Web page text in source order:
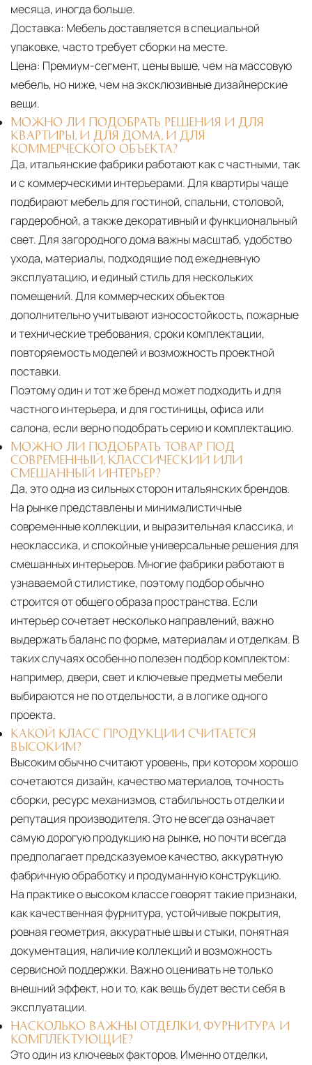
месяца, иногда больше.
Доставка: Мебель доставляется в специальной
упаковке, часто требует сборки на месте.
Цена: Премиум-сегмент, цены выше, чем на массовую
мебель, но ниже, чем на эксклюзивные дизайнерские
вещи.
МОЖНО ЛИ ПОДОБРАТЬ РЕШЕНИЯ И ДЛЯ
КВАРТИРЫ, И ДЛЯ ДОМА, И ДЛЯ
КОММЕРЧЕСКОГО ОБЪЕКТА?
Да, итальянские фабрики работают как с частными, так
и с коммерческими интерьерами. Для квартиры чаще
подбирают мебель для гостиной, спальни, столовой,
гардеробной, а также декоративный и функциональный
свет. Для загородного дома важны масштаб, удобство
ухода, материалы, подходящие под ежедневную
эксплуатацию, и единый стиль для нескольких
помещений. Для коммерческих объектов
дополнительно учитывают износостойкость, пожарные
и технические требования, сроки комплектации,
повторяемость моделей и возможность проектной
поставки.
Поэтому один и тот же бренд может подходить и для
частного интерьера, и для гостиницы, офиса или
салона, если верно подобрать серию и комплектацию.
МОЖНО ЛИ ПОДОБРАТЬ ТОВАР ПОД
СОВРЕМЕННЫЙ, КЛАССИЧЕСКИЙ ИЛИ
СМЕШАННЫЙ ИНТЕРЬЕР?
Да, это одна из сильных сторон итальянских брендов.
На рынке представлены и минималистичные
современные коллекции, и выразительная классика, и
неоклассика, и спокойные универсальные решения для
смешанных интерьеров. Многие фабрики работают в
узнаваемой стилистике, поэтому подбор обычно
строится от общего образа пространства. Если
интерьер сочетает несколько направлений, важно
выдержать баланс по форме, материалам и отделкам. В
таких случаях особенно полезен подбор комплектом:
например, двери, свет и ключевые предметы мебели
выбираются не по отдельности, а в логике одного
проекта.
КАКОЙ КЛАСС ПРОДУКЦИИ СЧИТАЕТСЯ
ВЫСОКИМ?
Высоким обычно считают уровень, при котором хорошо
сочетаются дизайн, качество материалов, точность
сборки, ресурс механизмов, стабильность отделки и
репутация производителя. Это не всегда означает
самую дорогую продукцию на рынке, но почти всегда
предполагает предсказуемое качество, аккуратную
фабричную обработку и продуманную конструкцию.
На практике о высоком классе говорят такие признаки,
как качественная фурнитура, устойчивые покрытия,
ровная геометрия, аккуратные швы и стыки, понятная
документация, наличие коллекций и возможность
сервисной поддержки. Важно оценивать не только
внешний эффект, но и то, как вещь будет вести себя в
эксплуатации.
НАСКОЛЬКО ВАЖНЫ ОТДЕЛКИ, ФУРНИТУРА И
КОМПЛЕКТУЮЩИЕ?
Это один из ключевых факторов. Именно отделки,